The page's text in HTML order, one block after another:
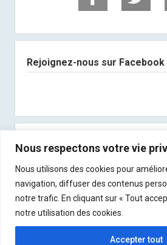
Nous respectons votre vie
Nous utilisons des cookies pour
navigation, diffuser des contenus
notre trafic. En cliquant sur « Tout
notre utilisation des cookies.
Accepter tout
Rejoignez-nous sur Facebook
Abonnez-vous à notre
Recevez les derniers articles
votre boite mail !